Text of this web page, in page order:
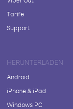
Tarife
Support
HERUNTERLADEN
Android
iPhone & iPad
Windows PC